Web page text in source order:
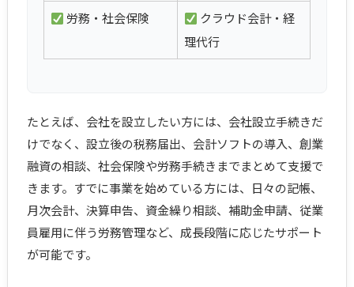
労務・社会保険
クラウド会計・経
理代行
たとえば、会社を設立したい方には、会社設立手続きだ
けでなく、設立後の税務届出、会計ソフトの導入、創業
融資の相談、社会保険や労務手続きまでまとめて支援で
きます。すでに事業を始めている方には、日々の記帳、
月次会計、決算申告、資金繰り相談、補助金申請、従業
員雇用に伴う労務管理など、成長段階に応じたサポート
が可能です。